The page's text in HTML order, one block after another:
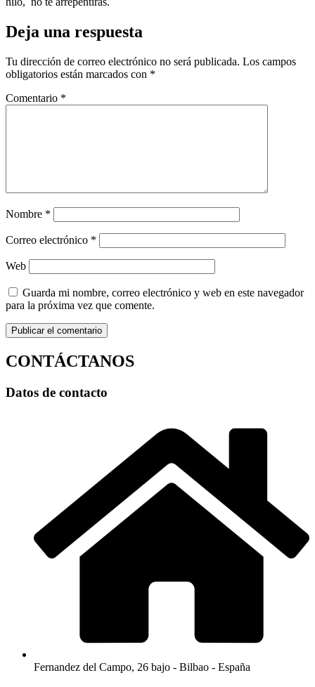
Deja una respuesta
Tu dirección de correo electrónico no será publicada. Los campos
obligatorios están marcados con *
Comentario *
Nombre *
Correo electrónico *
Web
Guarda mi nombre, correo electrónico y web en este navegador
para la próxima vez que comente.
CONTÁCTANOS
Datos de contacto
Fernandez del Campo, 26 bajo - Bilbao - España